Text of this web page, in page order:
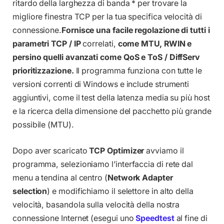
ritardo della larghezza di banda * per trovare la
migliore finestra TCP per la tua specifica velocità di
connessione.Fornisce una facile regolazione di tutti i
parametri TCP / IPcorrelati, come MTU, RWIN e
persino quelli avanzati come QoS e ToS / DiffServ
prioritizzazione. Il programma funziona con tutte le
versioni correnti di Windows e include strumenti
aggiuntivi, come il test della latenza media su più host
e la ricerca della dimensione del pacchetto più grande
possibile (MTU).
Dopo aver scaricatoTCP Optimizeravviamo il
programma, selezioniamo l’interfaccia di rete dal
menu a tendina al centro (Network Adapter
selection) e modifichiamo il selettore in alto della
velocità, basandola sulla velocità della nostra
connessione Internet (esegui unoSpeedtest al fine di